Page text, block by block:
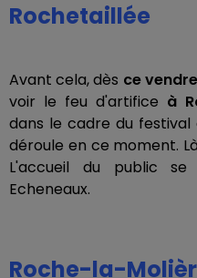
Rochetaillée
Avant cela, dès ce
voir le feu d'artifice à
dans le cadre du festival
déroule en ce moment.
L'accueil du public
Echeneaux.
Roche-la-